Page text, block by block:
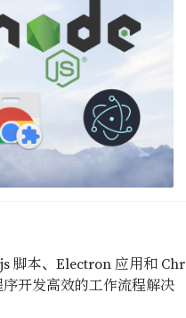
脚本、Electron 应用和 Chr
开发高效的工作流程解决